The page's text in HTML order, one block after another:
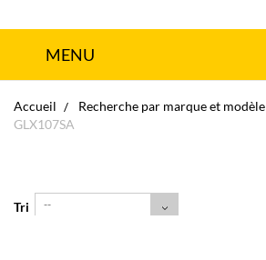
MENU
Accueil Recherche par marque et modèle
GLX107SA
Tri --